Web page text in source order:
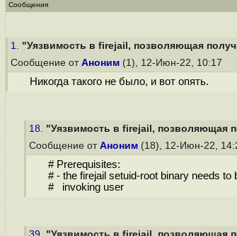
Сообщения
1. "Уязвимость в firejail, позволяющая
Сообщение от Аноним (1), 12-Июн-22, 10:17
Никогда такого не было, и вот опять.
18. "Уязвимость в firejail, позволяющая
Сообщение от Аноним (18), 12-Июн-22,
# Prerequisites:
# - the firejail setuid-root binary needs
# invoking user